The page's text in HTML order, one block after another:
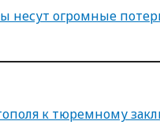
несут огромные
к тюремному